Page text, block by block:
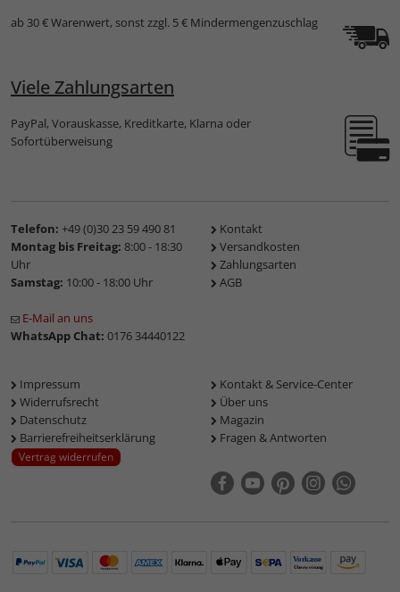
ab 30 € Warenwert, sonst zzgl. 5 € Mindermengenzuschlag
Viele Zahlungsarten
PayPal, Vorauskasse, Kreditkarte, Klarna oder
Sofortüberweisung
Telefon: +49 (0)30 23 59 490 81
Montag bis Freitag: 8:00 - 18:30
Uhr
Samstag: 10:00 - 18:00 Uhr
E-Mail an uns
WhatsApp Chat: 0176 34440122
Kontakt
Versandkosten
Zahlungsarten
AGB
Impressum
Widerrufsrecht
Datenschutz
Barrierefreiheitserklärung
Vertrag widerrufen
Kontakt & Service-Center
Über uns
Magazin
Fragen & Antworten